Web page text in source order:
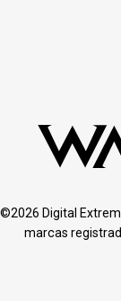
©2026 Digital
marcas